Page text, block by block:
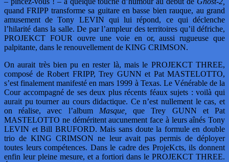
quand FRIPP transforme sa guitare en basse bien rauque, au grand
amusement de Tony LEVIN qui lui répond, ce qui déclenche
l’hilarité dans la salle. De par l’ampleur des territoires qu’il défriche,
PROJEKCT FOUR ouvre une voie en or, aussi rugueuse que
palpitante, dans le renouvellement de KING CRIMSON.
On aurait très bien pu en rester là, mais le PROJEKCT THREE,
composé de Robert FRIPP, Trey GUNN et Pat MASTELOTTO,
s’est finalement manifesté en mars 1999 à Texas. Le Vénérable de la
Cour accompagné de ses deux plus récents féaux sujets : voilà qui
aurait pu tourner au cours didactique. Ce n’est nullement le cas, et
on réalise, avec l’album Masque,
que Trey GUNN et Pat
MASTELOTTO ne déméritent aucunement face à leurs aînés Tony
LEVIN et Bill BRUFORD. Mais sans doute la formule en double
trio de KING CRIMSON ne leur avait pas permis de déployer
toutes leurs compétences. Dans le cadre des ProjeKcts, ils donnent
enfin leur pleine mesure, et a fortiori dans le PROJEKCT THREE.